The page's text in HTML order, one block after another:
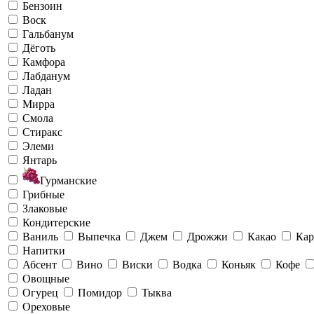
Бензоин
Воск
Гальбанум
Дёготь
Камфора
Лабданум
Ладан
Мирра
Смола
Стиракс
Элеми
Янтарь
Гурманские
Грибные
Злаковые
Кондитерские
Ваниль
Выпечка Джем Дрожжи Какао
Напитки
Абсент
Вино Виски Водка Коньяк
Кофе
Овощные
Огурец
Помидор
Тыква
Ореховые